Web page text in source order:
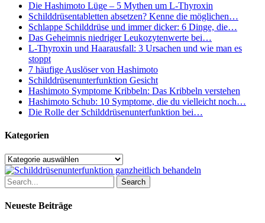
kannst
Die Hashimoto Lüge – 5 Mythen um L-Thyroxin
Schilddrüsentabletten absetzen? Kenne die möglichen…
Schlappe Schilddrüse und immer dicker: 6 Dinge, die…
Das Geheimnis niedriger Leukozytenwerte bei…
L-Thyroxin und Haarausfall: 3 Ursachen und wie man es
stoppt
7 häufige Auslöser von Hashimoto
Schilddrüsenunterfunktion Gesicht
Hashimoto Symptome Kribbeln: Das Kribbeln verstehen
Hashimoto Schub: 10 Symptome, die du vielleicht noch…
Die Rolle der Schilddrüsenunterfunktion bei…
Kategorien
Kategorien
Search
Neueste Beiträge